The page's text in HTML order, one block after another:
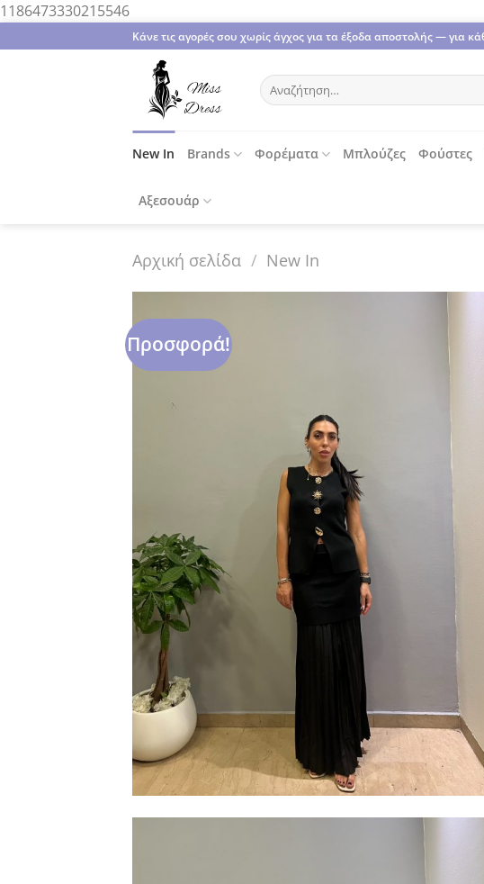
1186473330215546Μετάβαση
στο
περιεχόμενο
Κάνε τις αγορές σου χωρίς άγχος για τα έξοδα αποστολής —
Αναζήτηση
για:
New In Brands Φορέματα Μπλούζες Φούστες
Αξεσουάρ
Αρχική σελίδα / New In
Προσφορά!